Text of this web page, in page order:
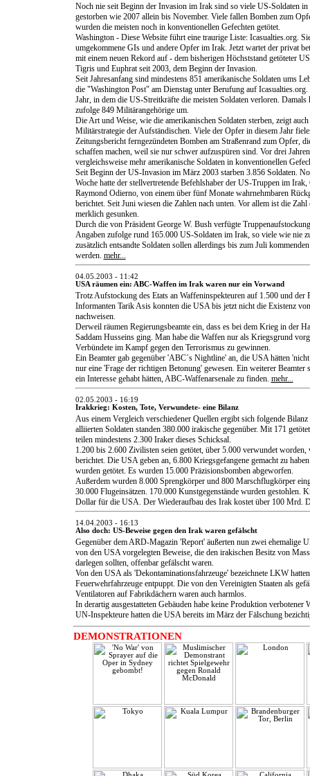
Noch nie seit Beginn der Invasion im Irak sind so viele US-Soldaten in
gestorben wie 2007 allein bis November. Viele fallen Bomben zum
wurden die meisten noch in konventionellen Gefechten getötet.
Washington - Diese Website führt eine traurige Liste: Icasualties.org.
umgekommene GIs und andere Opfer im Irak. Jetzt wartet der privat
mit einem neuen Rekord auf - dem bisherigen Höchststand getöteter
Tigris und Euphrat seit 2003, dem Beginn der Invasion.
Seit Jahresanfang sind mindestens 851 amerikanische Soldaten ums
die "Washington Post" am Dienstag unter Berufung auf
Jahr, in dem die US-Streitkräfte die meisten Soldaten verloren. Damals
zufolge 849 Militärangehörige um.
Die Art und Weise, wie die amerikanischen Soldaten sterben, zeigt
Militärstrategie der Aufständischen. Viele der Opfer in diesem Jahr
Zeitungsbericht ferngezündeten Bomben am Straßenrand zum Opfer,
schaffen machen, weil sie nur schwer aufzuspüren sind. Vor drei
vergleichsweise mehr amerikanische Soldaten in konventionellen
Seit Beginn der US-Invasion im März 2003 starben 3.856 Soldaten.
Woche hatte der stellvertretende Befehlshaber der US-Truppen im Irak,
Raymond Odierno, von einem über fünf Monate wahrnehmbaren
berichtet. Seit Juni wiesen die Zahlen nach unten. Vor allem ist die Zahl
merklich gesunken.
Durch die von Präsident George W. Bush verfügte
Angaben zufolge rund 165.000 US-Soldaten im Irak, so viele wie nie
zusätzlich entsandte Soldaten sollen allerdings bis zum Juli
werden. mehr...
04.05.2003 - 11:42
USA räumen ein: ABC-Waffen im Irak waren nur ein Vorwand
Trotz Aufstockung des Etats an Waffeninspekteuren auf 1.500 und der
Informanten Tarik Asis konnten die USA bis jetzt nicht die Existenz
nachweisen.
Derweil räumen Regierungsbeamte ein, dass es bei dem Krieg in der
Saddam Husseins ging. Man habe die Waffen nur als Kriegsgrund
Verbündete im Kampf gegen den Terrorismus zu gewinnen.
Ein Beamter gab gegenüber 'ABC´s Nightline' an, die USA hätten 'nicht
nur eine 'Frage der richtigen Betonung' gewesen. Ein weiterer Beamter
ein Interesse gehabt hätten, ABC-Waffenarsenale zu finden. mehr...
02.05.2003 - 16:19
Irakkrieg: Kosten, Tote, Verwundete- eine Bilanz
Aus einem Vergleich verschiedener Quellen ergibt sich folgende
alliierten Soldaten standen 380.000 irakische gegenüber. Mit 171
teilen mindestens 2.300 Iraker dieses Schicksal.
1.200 bis 2.600 Zivilisten seien getötet, über 5.000 verwundet
berichtet. Die USA geben an, 6.800 Kriegsgefangene gemacht zu
wurden getötet. Es wurden 15.000 Präzisionsbomben abgeworfen.
Außerdem wurden 8.000 Sprengkörper und 800 Marschflugkörper
30.000 Flugeinsätzen. 170.000 Kunstgegenstände wurden gestohlen.
Dollar für die USA. Der Wiederaufbau des Irak kostet über 100 Mrd.
14.04.2003 - 16:13
Also doch: US-Beweise gegen den Irak waren gefälscht
Gegenüber dem ARD-Magazin 'Report' äußerten nun zwei ehemalige
von den USA vorgelegten Beweise, die den irakischen Besitz von
darlegen sollten, offenbar gefälscht waren.
Von den USA als 'Dekontaminationsfahrzeuge' bezeichnete LKW
Feuerwehrfahrzeuge entpuppt. Die von den Vereinigten Staaten als
Ventilatoren auf Fabrikdächern waren auch harmlos.
In derartig ausgestatteten Gebäuden habe keine Produktion verbotener
UN-Inspekteure hatten die USA bereits im März der Fälschung
DEMONSTRATIONEN